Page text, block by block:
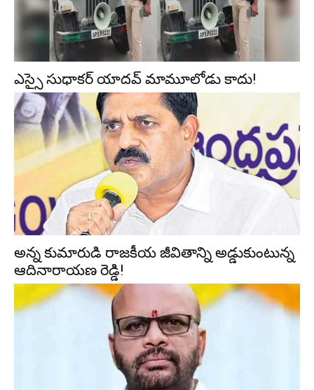
ఎస్సై సుధాకర్ యాదవ్ మామూలోడు కాదు!
అన్న కుమారుడి రాజకీయ జీవితాన్ని అడ్డుకుంటున్న
ఆదినారాయణ రెడ్డి!